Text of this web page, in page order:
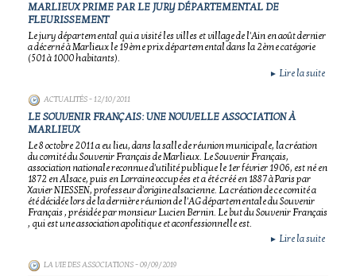
MARLIEUX PRIME PAR LE JURY DÉPARTEMENTAL DE
FLEURISSEMENT
Le jury départemental qui a visité les villes et village de l'Ain en août dernier
a décerné à Marlieux le 19ème prix départemental dans la 2ème catégorie
(501 à 1000 habitants).
► Lire la suite
ACTUALITÉS- 12/10/2011
LE SOUVENIR FRANÇAIS: UNE NOUVELLE ASSOCIATION À
MARLIEUX
Le 8 octobre 2011 a eu lieu, dans la salle de réunion municipale, la création
du comité du Souvenir Français de Marlieux. Le Souvenir Français,
association nationale reconnue d'utilité publique le 1er février 1906, est né en
1872 en Alsace, puis en Lorraine occupées et a été créé en 1887 à Paris par
Xavier NIESSEN, professeur d'origine alsacienne. La création de ce comité a
été décidée lors de la dernière réunion de l'AG départementale du Souvenir
Français , présidée par monsieur Lucien Bernin. Le but du Souvenir Français
, qui est une association apolitique et aconfessionnelle est.
► Lire la suite
LA VIE DES ASSOCIATIONS- 09/09/2019